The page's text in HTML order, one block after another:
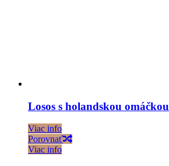
Losos s holandskou omáčkou
Viac info
Porovnať
Viac info